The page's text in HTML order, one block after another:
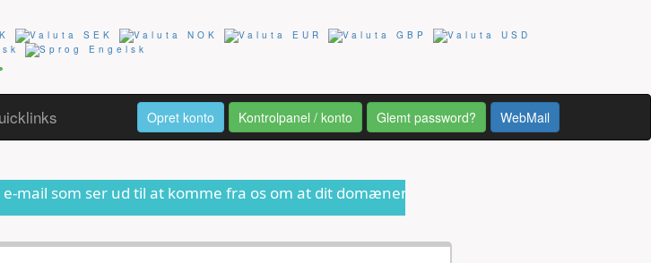
Opret konto Kontrolpanel / konto Glemt password? WebMail
ud til at komme fra os om at dit domænenavn er ved at udløbe eller anden form for